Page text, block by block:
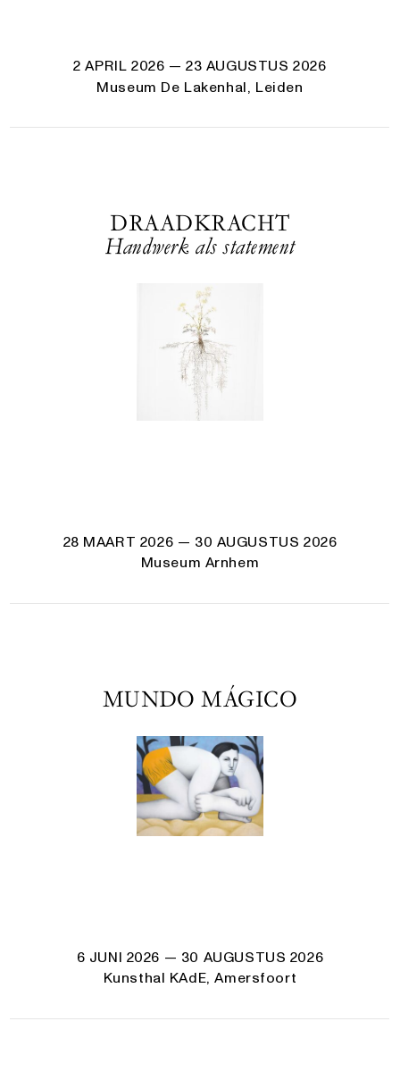
2 APRIL 2026 — 23 AUGUSTUS 2026
Museum De Lakenhal, Leiden
DRAADKRACHT
Handwerk als statement
28 MAART 2026 — 30 AUGUSTUS 2026
Museum Arnhem
MUNDO MÁGICO
6 JUNI 2026 — 30 AUGUSTUS 2026
Kunsthal KAdE, Amersfoort